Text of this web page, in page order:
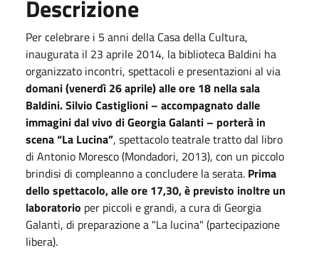
Descrizione
Per celebrare i 5 anni della Casa della Cultura,
inaugurata il 23 aprile 2014, la biblioteca Baldini ha
organizzato incontri, spettacoli e presentazioni al via
domani (venerdì 26 aprile) alle ore 18 nella sala
Baldini. Silvio Castiglioni – accompagnato dalle
immagini dal vivo di Georgia Galanti – porterà in
scena “La Lucina”, spettacolo teatrale tratto dal libro
di Antonio Moresco (Mondadori, 2013), con un piccolo
brindisi di compleanno a concludere la serata. Prima
dello spettacolo, alle ore 17,30, è previsto inoltre un
laboratorio per piccoli e grandi, a cura di Georgia
Galanti, di preparazione a "La lucina" (partecipazione
libera).